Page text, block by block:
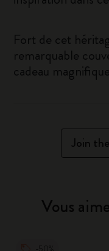
Fort de cet
remarquable
cadeau
Join
Vous